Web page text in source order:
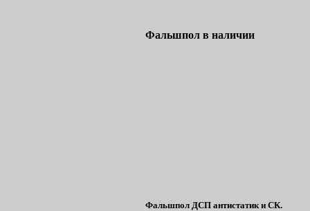
Фальшпол в наличии
Фальшпол ДСП антистатик и СК.